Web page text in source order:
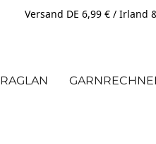
Versand DE 6,99 € / Irland
RAGLAN